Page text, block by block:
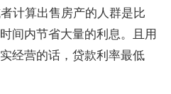
计算出售房产的人群是比
间内节省大量的利息。且用
经营的话，贷款利率最低